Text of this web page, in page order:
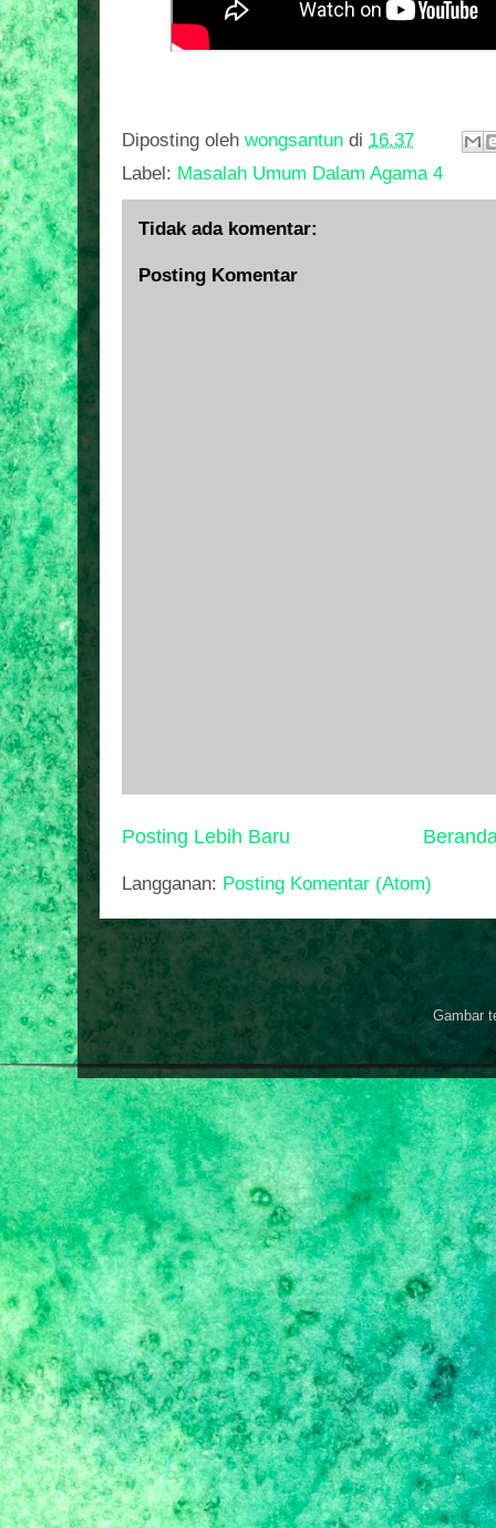
Diposting oleh wongsantun di 16.37
Label: Masalah Umum Dalam Agama 4
Tidak ada komentar:
Posting Komentar
Posting Lebih Baru
Langganan: Posting Komentar (Atom)
Gambar